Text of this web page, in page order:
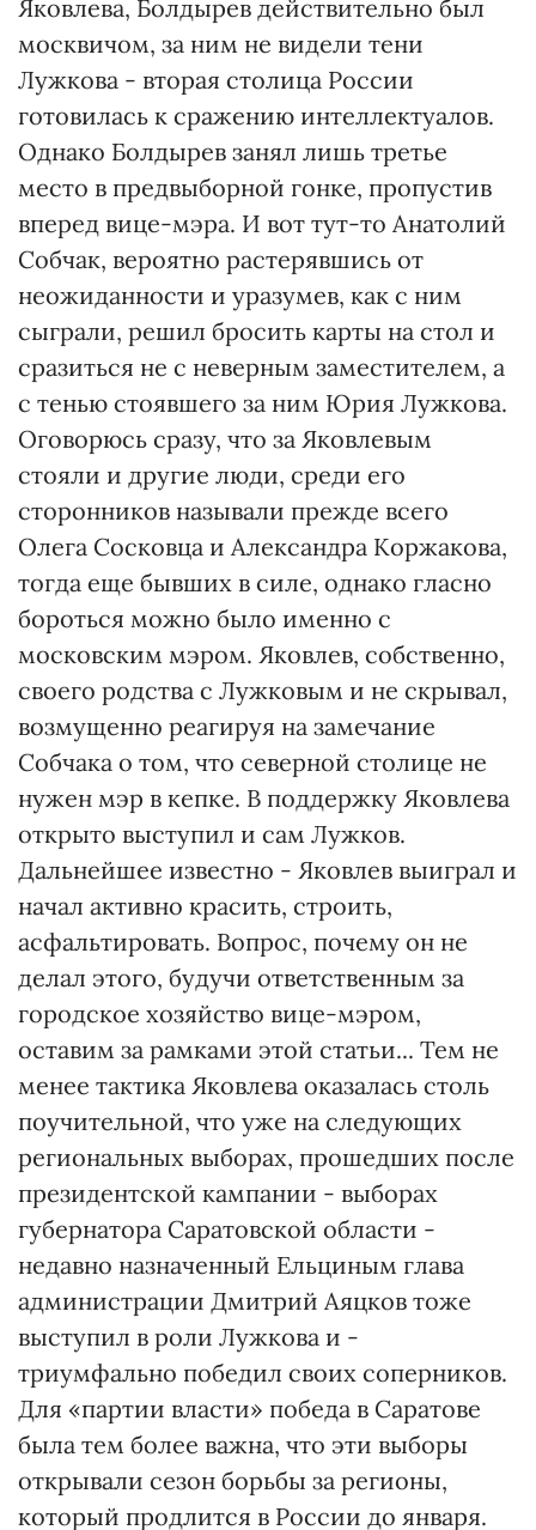
Яковлева, Болдырев действительно был
москвичом, за ним не видели тени
Лужкова - вторая столица России
готовилась к сражению интеллектуалов.
Однако Болдырев занял лишь третье
место в предвыборной гонке, пропустив
вперед вице-мэра. И вот тут-то Анатолий
Собчак, вероятно растерявшись от
неожиданности и уразумев, как с ним
сыграли, решил бросить карты на стол и
сразиться не с неверным заместителем, а
с тенью стоявшего за ним Юрия Лужкова.
Оговорюсь сразу, что за Яковлевым
стояли и другие люди, среди его
сторонников называли прежде всего
Олега Сосковца и Александра Коржакова,
тогда еще бывших в силе, однако гласно
бороться можно было именно с
московским мэром. Яковлев, собственно,
своего родства с Лужковым и не скрывал,
возмущенно реагируя на замечание
Собчака о том, что северной столице не
нужен мэр в кепке. В поддержку Яковлева
открыто выступил и сам Лужков.
Дальнейшее известно - Яковлев выиграл и
начал активно красить, строить,
асфальтировать. Вопрос, почему он не
делал этого, будучи ответственным за
городское хозяйство вице-мэром,
оставим за рамками этой статьи... Тем не
менее тактика Яковлева оказалась столь
поучительной, что уже на следующих
региональных выборах, прошедших после
президентской кампании - выборах
губернатора Саратовской области -
недавно назначенный Ельциным глава
администрации Дмитрий Аяцков тоже
выступил в роли Лужкова и -
триумфально победил своих соперников.
Для «партии власти» победа в Саратове
была тем более важна, что эти выборы
открывали сезон борьбы за регионы,
который продлится в России до января.